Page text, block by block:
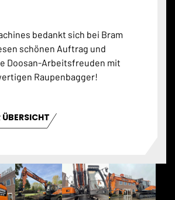
bedankt sich bei Bram
schönen Auftrag und
Doosan-Arbeitsfreuden mit
Raupenbagger!